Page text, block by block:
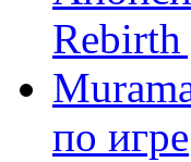
Rebirth
по игре